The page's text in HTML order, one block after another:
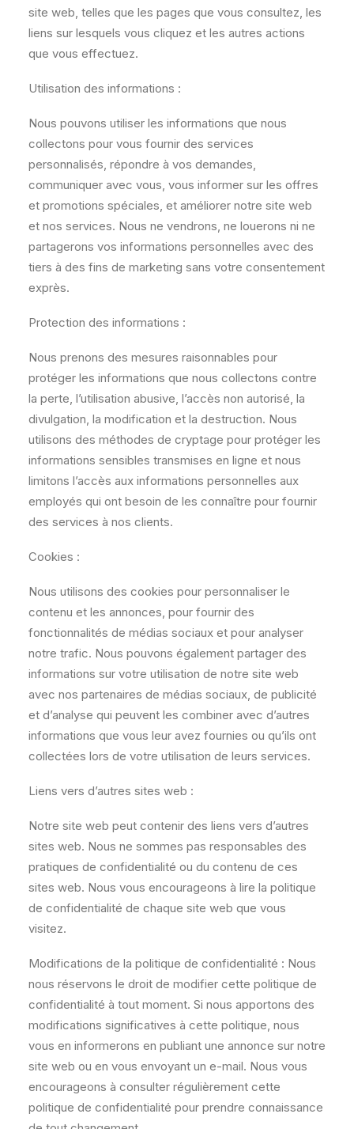
site web, telles que les pages que vous consultez, les
liens sur lesquels vous cliquez et les autres actions
que vous effectuez.
Utilisation des informations :
Nous pouvons utiliser les informations que nous
collectons pour vous fournir des services
personnalisés, répondre à vos demandes,
communiquer avec vous, vous informer sur les offres
et promotions spéciales, et améliorer notre site web
et nos services. Nous ne vendrons, ne louerons ni ne
partagerons vos informations personnelles avec des
tiers à des fins de marketing sans votre consentement
exprès.
Protection des informations :
Nous prenons des mesures raisonnables pour
protéger les informations que nous collectons contre
la perte, l’utilisation abusive, l’accès non autorisé, la
divulgation, la modification et la destruction. Nous
utilisons des méthodes de cryptage pour protéger les
informations sensibles transmises en ligne et nous
limitons l’accès aux informations personnelles aux
employés qui ont besoin de les connaître pour fournir
des services à nos clients.
Cookies :
Nous utilisons des cookies pour personnaliser le
contenu et les annonces, pour fournir des
fonctionnalités de médias sociaux et pour analyser
notre trafic. Nous pouvons également partager des
informations sur votre utilisation de notre site web
avec nos partenaires de médias sociaux, de publicité
et d’analyse qui peuvent les combiner avec d’autres
informations que vous leur avez fournies ou qu’ils ont
collectées lors de votre utilisation de leurs services.
Liens vers d’autres sites web :
Notre site web peut contenir des liens vers d’autres
sites web. Nous ne sommes pas responsables des
pratiques de confidentialité ou du contenu de ces
sites web. Nous vous encourageons à lire la politique
de confidentialité de chaque site web que vous
visitez.
Modifications de la politique de confidentialité : Nous
nous réservons le droit de modifier cette politique de
confidentialité à tout moment. Si nous apportons des
modifications significatives à cette politique, nous
vous en informerons en publiant une annonce sur notre
site web ou en vous envoyant un e-mail. Nous vous
encourageons à consulter régulièrement cette
politique de confidentialité pour prendre connaissance